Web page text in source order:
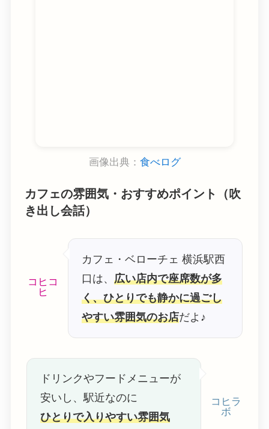
画像出典： 食べログ
カフェの雰囲気・おすすめポイント（吹
き出し会話）
コヒコ
ヒ
カフェ・ベローチェ 横浜駅西
口は、 広い店内で座席数が多
く、ひとりでも静かに過ごし
やすい雰囲気のお店だよ♪
コヒラ
ボ
ドリンクやフードメニューが
安いし、駅近なのに
ひとりで入りやすい雰囲気